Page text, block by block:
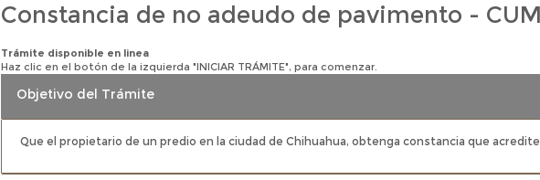
Constancia de no adeudo de pavimento -
Trámite disponible en linea
Haz clic en el botón de la izquierda "INICIAR TRÁMITE", para comenzar.
Objetivo del Trámite
Que el propietario de un predio en la ciudad de Chihuahua, obtenga constancia que